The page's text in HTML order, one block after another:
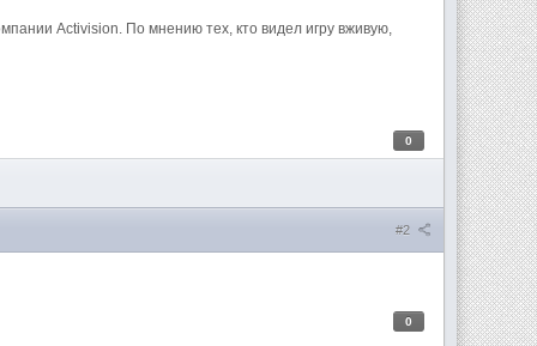
Activision. По мнению тех, кто видел игру вживую,
0
#2
0